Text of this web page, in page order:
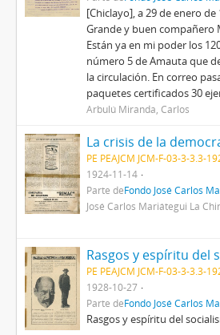
[Chiclayo], a 29 de enero de
Grande y buen compañero
Están ya en mi poder los
número 5 de Amauta que
la circulación. En correo
paquetes certificados 30
Arbulú Miranda, Carlos
La crisis de la
PE PEAJCM JCM-F-03-3-3.3-
1924-11-14
Parte deFondo José Carlos
José Carlos Mariátegui La
PE PEAJCM JCM-F-03-3-3.3-
1928-10-27
Parte deFondo José Carlos
Rasgos y espíritu del